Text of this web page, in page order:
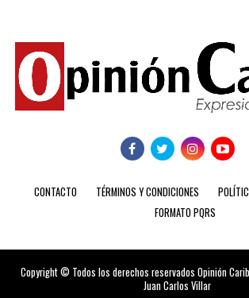
CONTACTO TÉRMINOS Y CONDICIONES
FORMATO PQRS
Copyright © Todos los derechos reservados Opinión
Juan Carlos Villar